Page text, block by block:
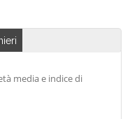
media e indice di